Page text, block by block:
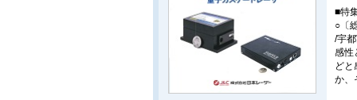
■特
○〔
/宇
感性
どと
か、